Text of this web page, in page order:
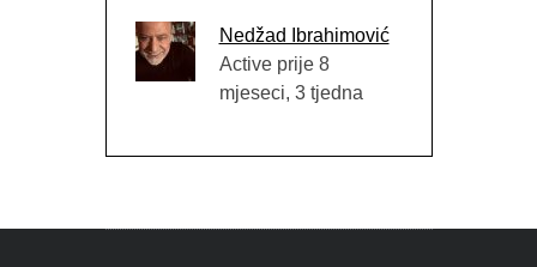
Nedžad Ibrahimović
Active prije 8
mjeseci, 3 tjedna